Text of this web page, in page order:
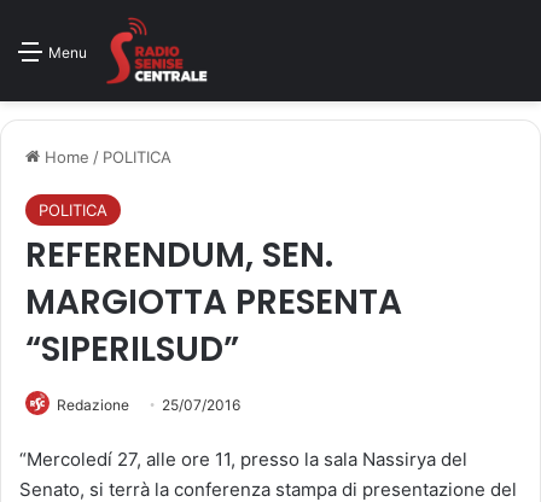
Menu
Home / POLITICA
POLITICA
REFERENDUM, SEN.
MARGIOTTA PRESENTA
“SIPERILSUD”
Redazione 25/07/2016
“Mercoledí 27, alle ore 11, presso la sala Nassirya del
Senato, si terrà la conferenza stampa di presentazione del